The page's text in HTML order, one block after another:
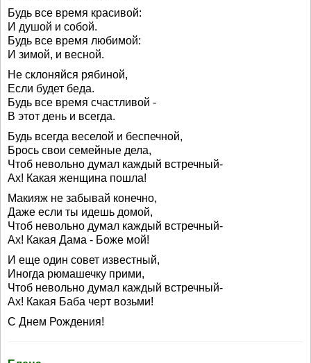
Будь все время красивой:
И душой и собой.
Будь все время любимой:
И зимой, и весной.
Не склоняйся рябиной,
Если будет беда.
Будь все время счастливой -
В этот день и всегда.
Будь всегда веселой и беспечной,
Брось свои семейные дела,
Чтоб невольно думал каждый встречный-
Ах! Какая женщина пошла!
Макияж не забывай конечно,
Даже если ты идешь домой,
Чтоб невольно думал каждый встречный-
Ах! Какая Дама - Боже мой!
И еще один совет известный,
Иногда рюмашечку прими,
Чтоб невольно думал каждый встречный-
Ах! Какая Баба черт возьми!
С Днем Рождения!